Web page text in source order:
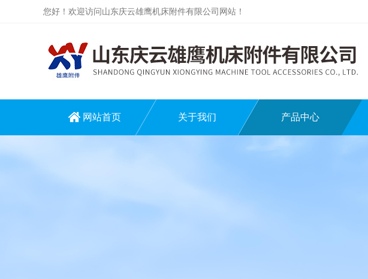
您好！欢迎访问山东庆云雄鹰机床附件有限公司网站！
网站首页 关于我们 产品中心